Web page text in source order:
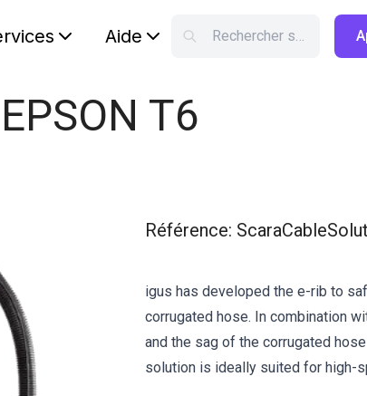
Aide Rechercher sur RBTX…
T6
Référence:
igus has developed the e-rib to
corrugated hose. In combination
and the sag of the corrugated
solution is ideally suited for high-
Shopping Cart